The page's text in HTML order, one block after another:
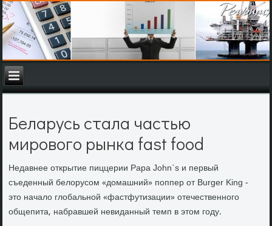
Беларусь стала частью
мирового рынка fast food
Недавнее открытие пиццерии Papa John`s и первый
съеденный белорусом «домашний» поппер от Burger King -
это начало глобальной «фастфутизации» отечественного
общепита, набравшей невиданный темп в этом году.